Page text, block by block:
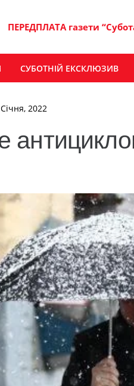
ПЕРЕДПЛАТА газети
СУБОТНІЙ ЕКСКЛЮЗИВ
2022